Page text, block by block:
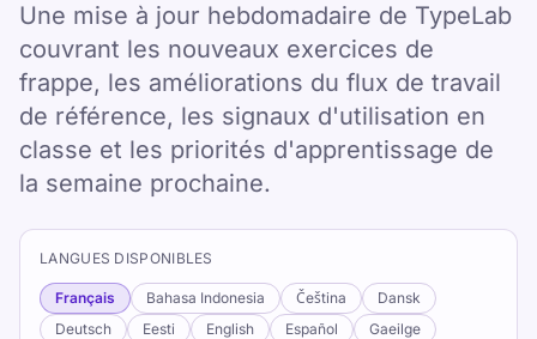
Une mise à jour hebdomadaire de TypeLab
couvrant les nouveaux exercices de
frappe, les améliorations du flux de travail
de référence, les signaux d'utilisation en
classe et les priorités d'apprentissage de
la semaine prochaine.
LANGUES DISPONIBLES
Français Bahasa Indonesia Čeština
Dansk
Deutsch
Eesti English Español
Gaeilge